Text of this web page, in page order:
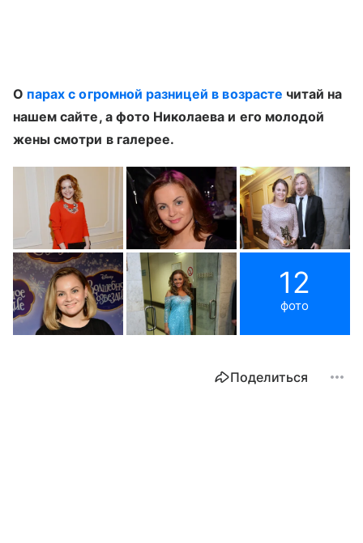
О парах с огромной разницей в возрасте читай на
нашем сайте, а фото Николаева и его молодой
жены смотри в галерее.
12
фото
Поделиться